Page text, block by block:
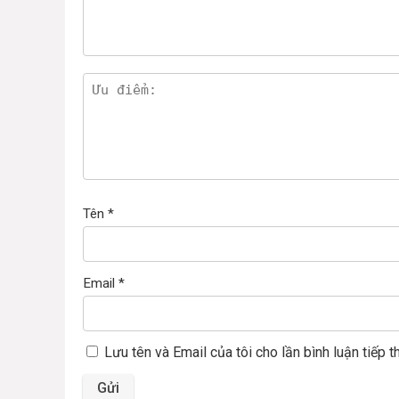
Tên *
Email *
Lưu tên và Email của tôi cho lần bình luận tiếp